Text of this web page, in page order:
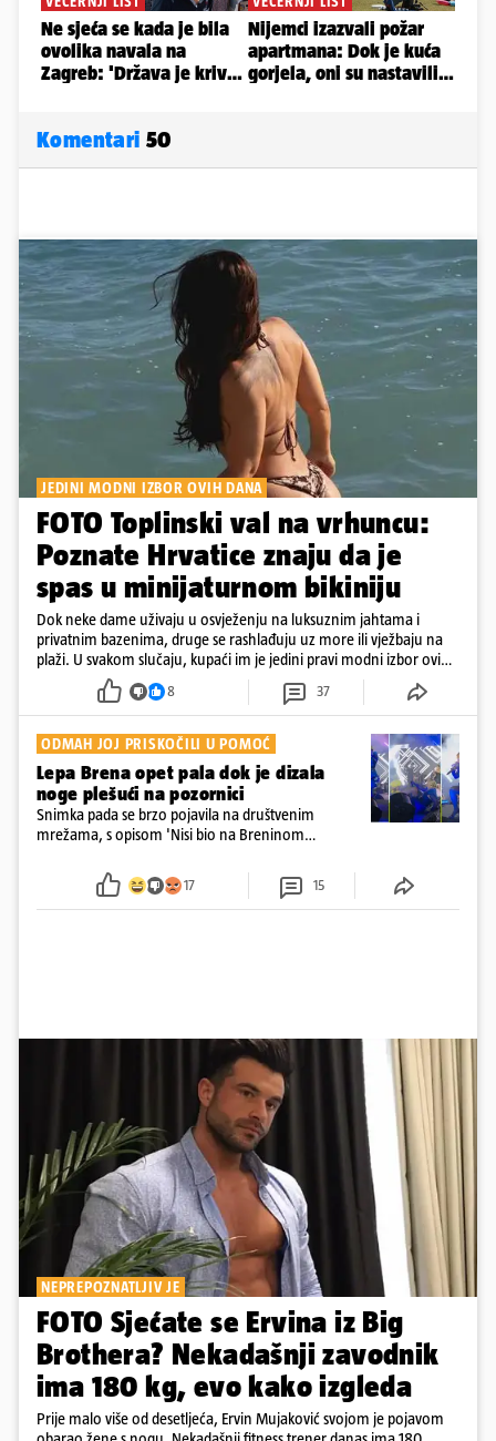
Komentari 50
JEDINI MODNI IZBOR OVIH DANA
FOTO Toplinski val na vrhuncu:
Poznate Hrvatice znaju da je
spas u minijaturnom bikiniju
Dok neke dame uživaju u osvježenju na luksuznim jahtama i
privatnim bazenima, druge se rashlađuju uz more ili vježbaju na
plaži. U svakom slučaju, kupaći im je jedini pravi modni izbor ovih
8 37
ODMAH JOJ PRISKOČILI U POMOĆ
Lepa Brena opet pala dok je dizala
noge plešući na pozornici
Snimka pada se brzo pojavila na društvenim
mrežama, s opisom 'Nisi bio na Breninom
Srećom, pjevačica se nije ozlijedila nego je s
osmijehom nastavila pjevati
17 15
NEPREPOZNATLJIV JE
FOTO Sjećate se Ervina iz Big
Brothera? Nekadašnji zavodnik
ima 180 kg, evo kako izgleda
Prije malo više od desetljeća, Ervin Mujaković svojom je pojavom